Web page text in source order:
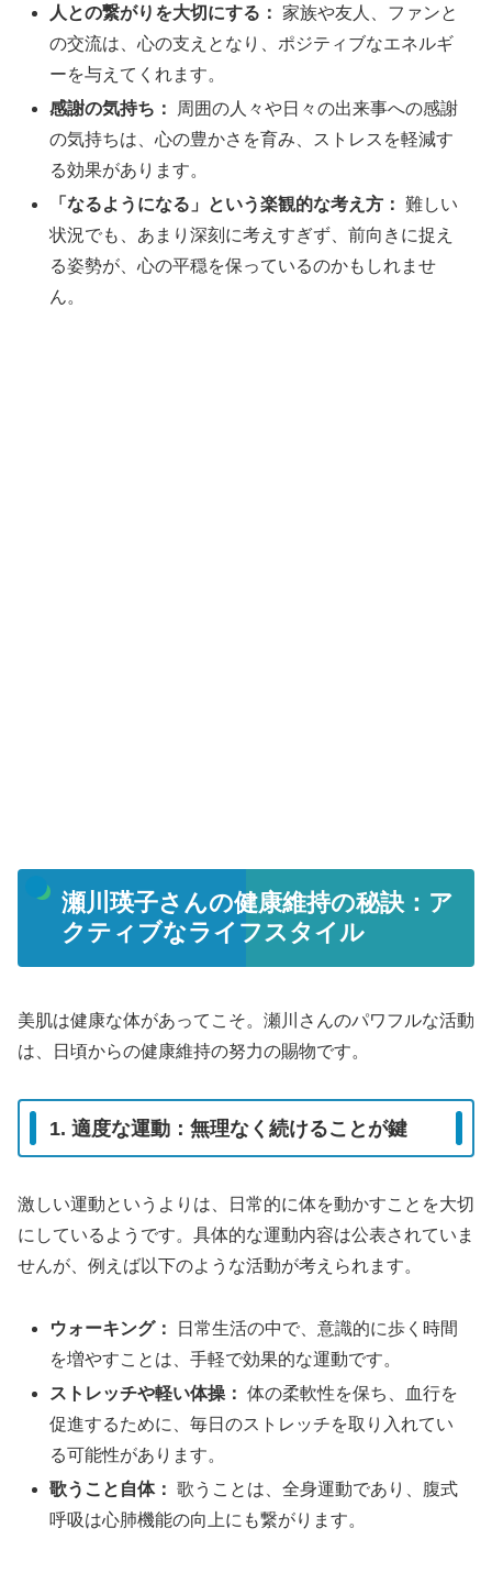
人との繋がりを大切にする： 家族や友人、ファンと
の交流は、心の支えとなり、ポジティブなエネルギ
ーを与えてくれます。
感謝の気持ち：
周囲の人々や日々の出来事への感謝
の気持ちは、心の豊かさを育み、ストレスを軽減す
る効果があります。
「なるようになる」という楽観的な考え方： 難しい
状況でも、あまり深刻に考えすぎず、前向きに捉え
る姿勢が、心の平穏を保っているのかもしれませ
ん。
瀬川瑛子さんの健康維持の秘訣：ア
クティブなライフスタイル
美肌は健康な体があってこそ。瀬川さんのパワフルな活動
は、日頃からの健康維持の努力の賜物です。
1. 適度な運動：無理なく続けることが鍵
激しい運動というよりは、日常的に体を動かすことを大切
にしているようです。具体的な運動内容は公表されていま
せんが、例えば以下のような活動が考えられます。
ウォーキング：
日常生活の中で、意識的に歩く時間
を増やすことは、手軽で効果的な運動です。
ストレッチや軽い体操： 体の柔軟性を保ち、血行を
促進するために、毎日のストレッチを取り入れてい
る可能性があります。
歌うこと自体： 歌うことは、全身運動であり、腹式
呼吸は心肺機能の向上にも繋がります。